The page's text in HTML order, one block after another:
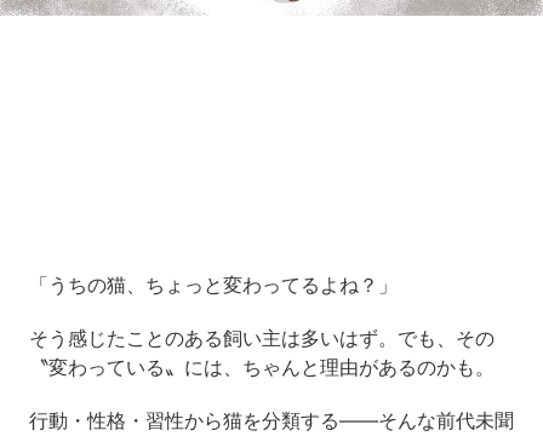
「うちの猫、ちょっと変わってるよね？」
そう感じたことのある飼い主は多いはず。でも、その
〝変わっている〟には、ちゃんと理由があるのかも。
行動・性格・習性から猫を分類する――そんな前代未聞